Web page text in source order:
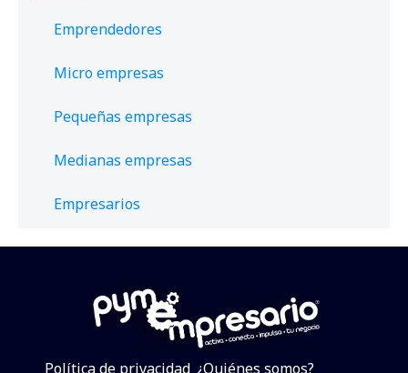
Emprendedores
Micro empresas
Pequeñas empresas
Medianas empresas
Empresarios
Política de privacidad ¿Quiénes somos?